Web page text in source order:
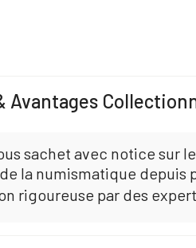
Avantages
sachet avec notice sur
la numismatique depuis
rigoureuse par des